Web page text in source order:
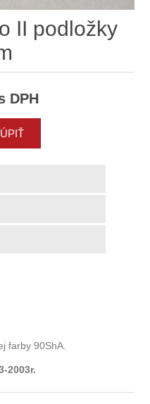
II podložky
DPH
farby 90ShA.
2003r.